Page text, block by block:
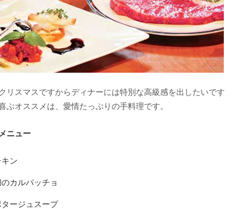
リスマスですからディナーには特別な高級感を出したいです
ぶオススメは、愛情たっぷりの手料理です。
ニュー
ン
カルパッチョ
ージュスープ